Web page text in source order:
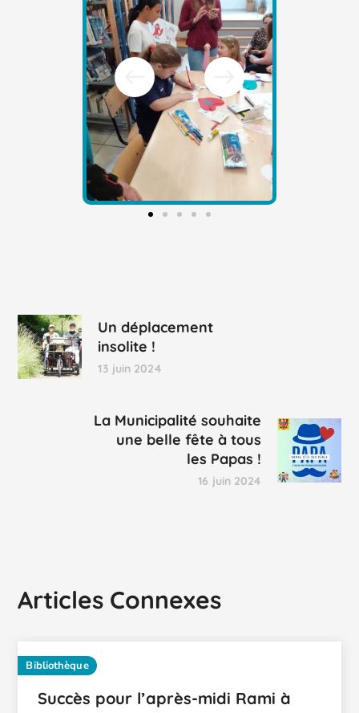
Un déplacement
insolite !
13 juin 2024
La Municipalité souhaite
une belle fête à tous
les Papas !
16 juin 2024
Articles Connexes
Bibliothèque
Succès pour l’après-midi Rami à